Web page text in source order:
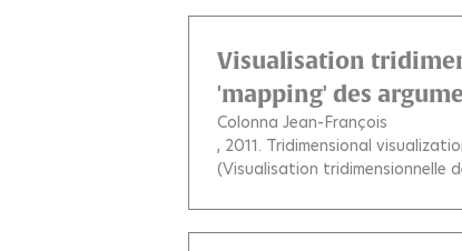
Visualisation
'mapping' des
Colonna Jean-François
, 2011. Tridimensional
(Visualisation tridimensionnelle